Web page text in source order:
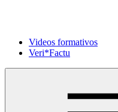
Videos formativos
Veri*Factu